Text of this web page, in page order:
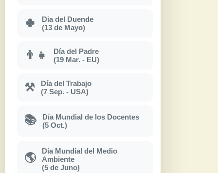
🍀
Dia del Duende
(13 de Mayo)
👨‍👧
Día del Padre
(19 Mar. - EU)
⚒
Día del Trabajo
(7 Sep. - USA)
📚
Día Mundial de los Docentes
(5 Oct.)
🌎
Día Mundial del Medio
Ambiente
(5 de Juno)